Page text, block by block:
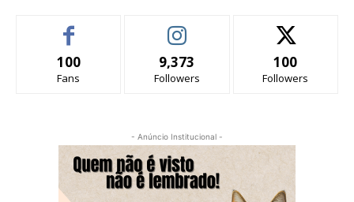
100
Fans
9,373
Followers
100
Followers
- Anúncio Institucional -